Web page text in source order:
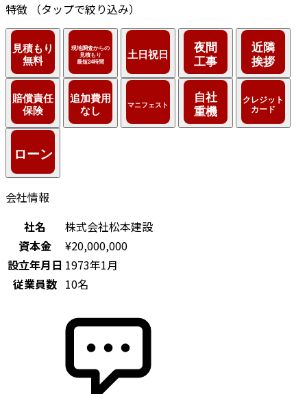
特徴
（タップで絞り込み）
会社情報
社名
株式会社松本建設
資本金
¥20,000,000
設立年月日 1973年1月
従業員数 10名